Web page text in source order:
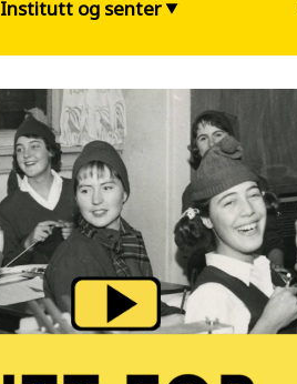
Institutt og senter